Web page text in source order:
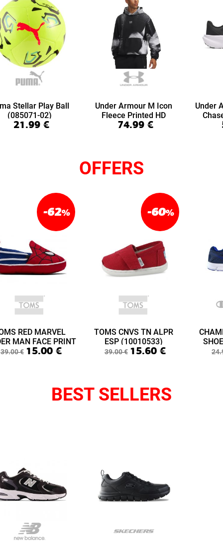
Stellar Play Ball
(085071-02)
21.99 €
Under Armour M Icon
Fleece Printed HD
(6016615-008)
74.99 €
Under
OFFERS
-62%
RED MARVEL
MAN FACE PRINT
LIME LAYETTE
39.00€ 15.00 €
-60%
TOMS CNVS TN ALPR
ESP (10010533)
39.00€ 15.60 €
BEST SELLERS